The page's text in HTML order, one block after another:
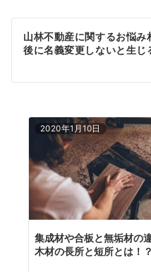
ビ
ゲ
シ
山林不動産に関するお悩み
後に名義変更しないと生じ
2020年1月10日
集成材や合板と無垢材の
木材の長所と短所とは！？